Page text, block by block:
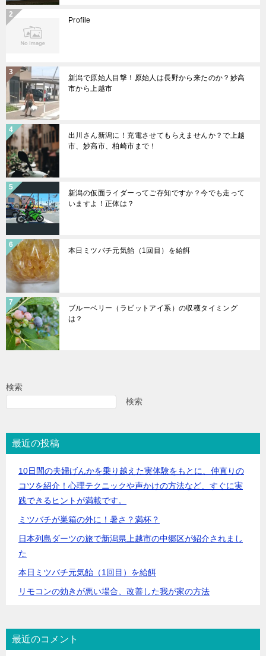
Profile
新潟で原始人目撃！原始人は長野から来たのか？妙高
市から上越市
出川さん新潟に！充電させてもらえませんか？で上越
市、妙高市、柏崎市まで！
新潟の仮面ライダーってご存知ですか？今でも走って
いますよ！正体は？
本日ミツバチ元気飴（1回目）を給餌
ブルーベリー（ラビットアイ系）の収穫タイミング
は？
検索
検索
最近の投稿
10日間の夫婦げんかを乗り越えた実体験をもとに、仲直りの
コツを紹介！心理テクニックや声かけの方法など、すぐに実
践できるヒントが満載です。
ミツバチが巣箱の外に！暑さ？満杯？
日本列島ダーツの旅で新潟県上越市の中郷区が紹介されまし
た
本日ミツバチ元気飴（1回目）を給餌
リモコンの効きが悪い場合、改善した我が家の方法
最近のコメント